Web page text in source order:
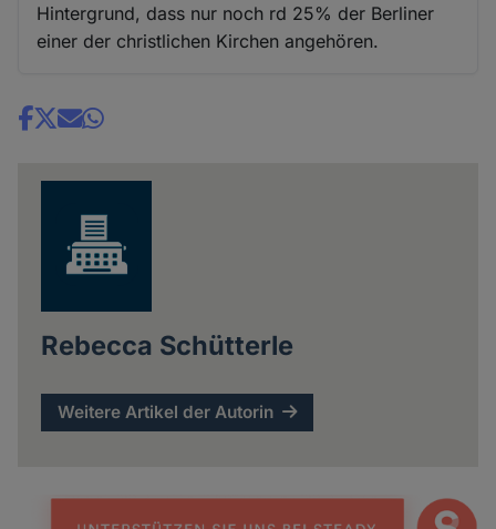
Hintergrund, dass nur noch rd 25% der Berliner
einer der christlichen Kirchen angehören.
Share
Rebecca Schütterle
Weitere Artikel der Autorin